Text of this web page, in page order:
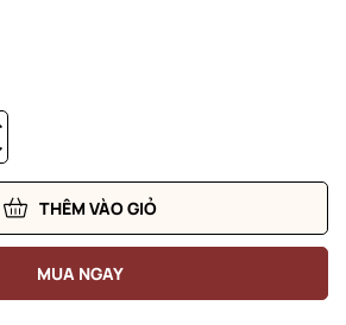
THÊM VÀO GIỎ
MUA NGAY